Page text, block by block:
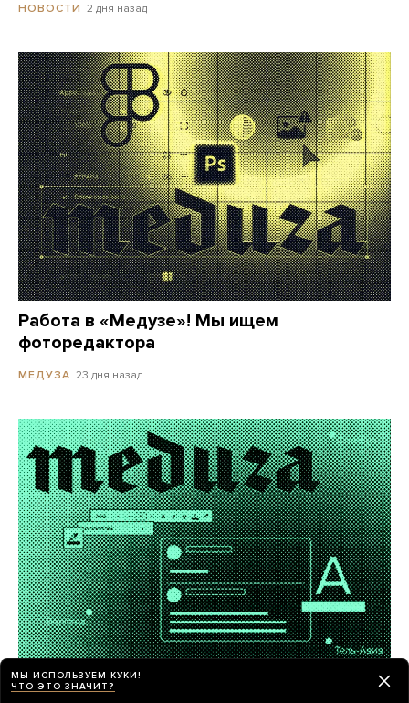
НОВОСТИ 2 дня назад
Работа в «Медузе»! Мы ищем
фоторедактора
МЕДУЗА 23 дня назад
«Медуза» ищет внештатных авторов
МЫ ИСПОЛЬЗУЕМ КУКИ!
ЧТО ЭТО ЗНАЧИТ?